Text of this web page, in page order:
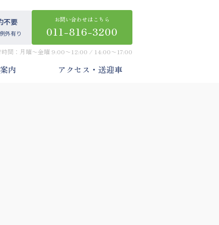
不要
外有り
お問い合わせはこちら
011-816-3200
時間：月曜〜金曜 9:00〜12:00 / 14:00〜17:00
内 アクセス・送迎車